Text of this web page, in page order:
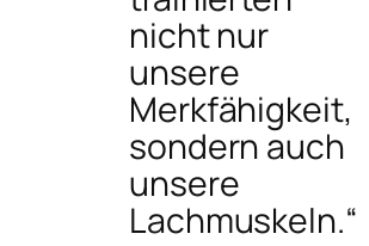
nicht nur
unsere
Merkfähigkeit,
sondern auch
unsere
Lachmuskeln.“